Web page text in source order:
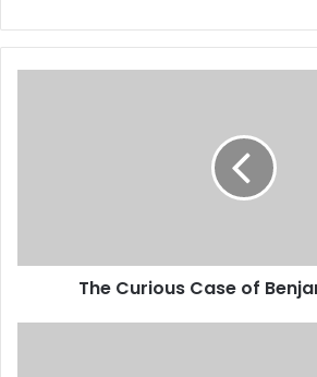
The Curious Case of